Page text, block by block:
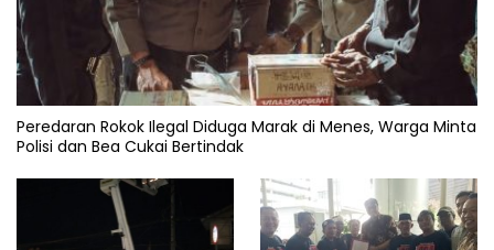
Peredaran Rokok Ilegal Diduga Marak di Menes, Warga Minta
Polisi dan Bea Cukai Bertindak